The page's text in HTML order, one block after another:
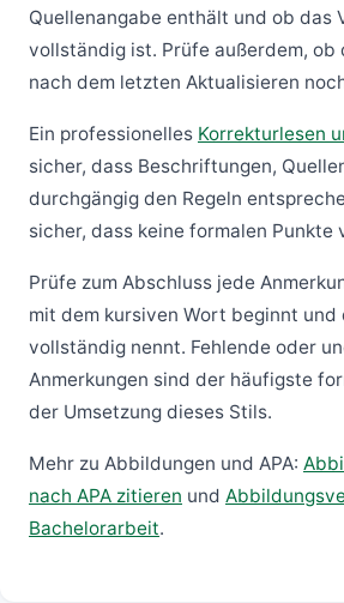
Quellenangabe enthält und ob das
vollständig ist. Prüfe außerdem, ob
nach dem letzten Aktualisieren
Ein professionelles Korrekturlesen
sicher, dass Beschriftungen,
durchgängig den Regeln
sicher, dass keine formalen Punkte
Prüfe zum Abschluss jede
mit dem kursiven Wort beginnt und
vollständig nennt. Fehlende oder
Anmerkungen sind der häufigste
der Umsetzung dieses Stils.
Mehr zu Abbildungen und APA:
nach APA zitieren und
Bachelorarbeit.